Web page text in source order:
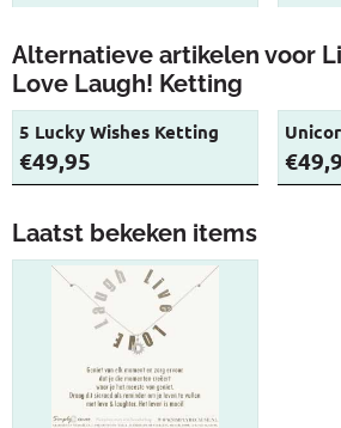
Alternatieve artikelen voor
Love Laugh! Ketting
5 Lucky Wishes Ketting
Prijs: 49,95
€49,95 Prijs:
Laatst bekeken items